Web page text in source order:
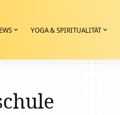
YOGA & SPIRITUALITÄT